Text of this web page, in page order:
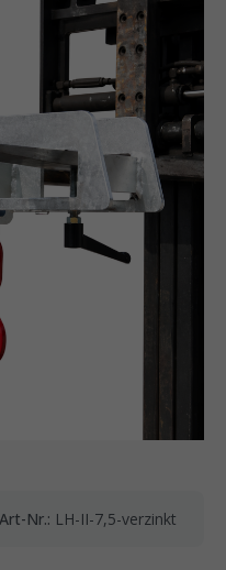
Art-Nr.: LH-II-7,5-verzinkt